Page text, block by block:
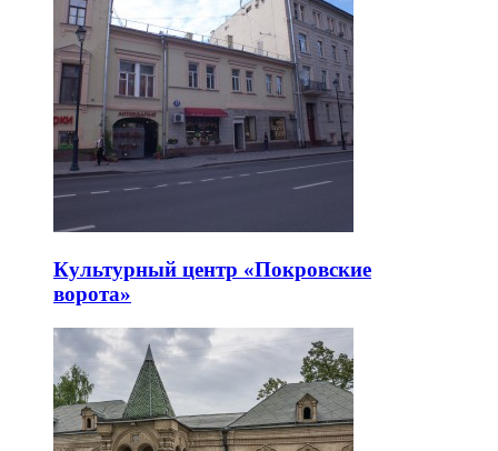
Культурный центр «Покровские
ворота»